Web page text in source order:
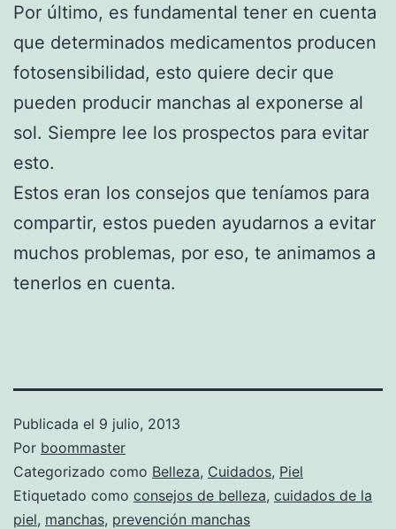
Por último, es fundamental tener en cuenta
que determinados medicamentos producen
fotosensibilidad, esto quiere decir que
pueden producir manchas al exponerse al
sol. Siempre lee los prospectos para evitar
esto.
Estos eran los consejos que teníamos para
compartir, estos pueden ayudarnos a evitar
muchos problemas, por eso, te animamos a
tenerlos en cuenta.
Publicada el 9 julio, 2013
Por boommaster
Categorizado como Belleza, Cuidados, Piel
Etiquetado como consejos de belleza, cuidados de la
piel, manchas, prevención manchas